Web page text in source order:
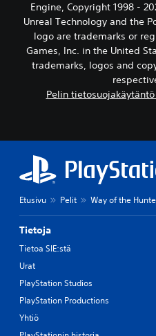
Engine, Copyright 1998 -
Unreal Technology and the
logo are trademarks or
Games, Inc. in the United
trademarks, logos and
Pelin
Etusivu Pelit Way of the
Tietoja
Tietoa SIE:stä
Urat
PlayStation Studios
PlayStation Productions
Yhtiö